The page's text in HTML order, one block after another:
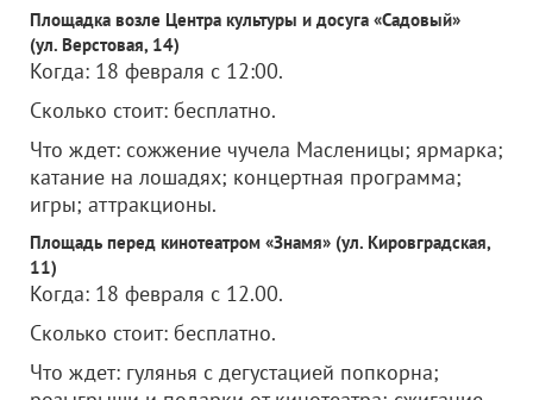
Площадка возле Центра культуры и досуга «Садовый»
(ул. Верстовая, 14)
Когда: 18 февраля с 12:00.
Сколько стоит: бесплатно.
Что ждет: сожжение чучела Масленицы; ярмарка;
катание на лошадях; концертная программа;
игры; аттракционы.
Площадь перед кинотеатром «Знамя» (ул. Кировградская,
11)
Когда: 18 февраля с 12.00.
Сколько стоит: бесплатно.
Что ждет: гулянья с дегустацией попкорна;